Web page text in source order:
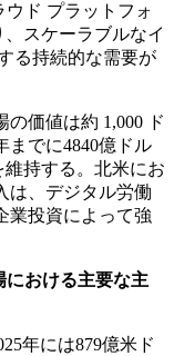
ド プラットフォ
スケーラブルなイ
る持続的な需要が
価値は約 1,000 ド
までに4840億ドル
持する。北米にお
は、デジタル労働
業投資によって強
における主要な主
年には879億米ド